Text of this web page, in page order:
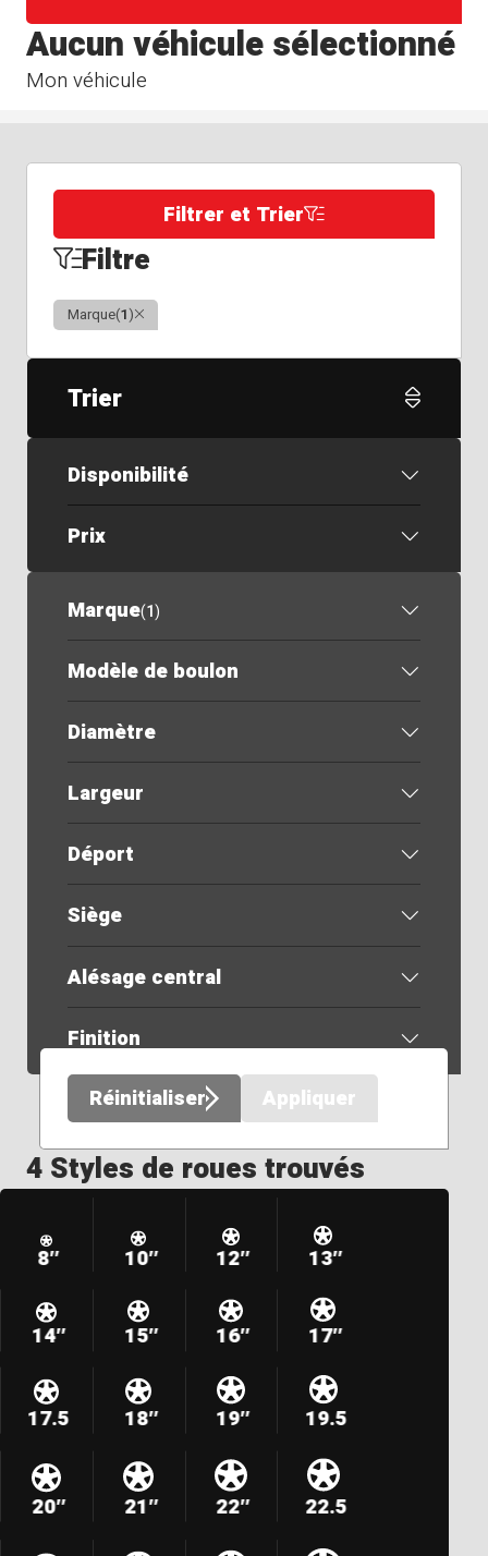
Mon véhicule
Aucun véhicule sélectionné
Filtrer et Trier
Filtre
Marque(1)Clair
Trier
Disponibilité
Prix
Marque(1)
Modèle de boulon
Diamètre
Largeur
Déport
Siège
Alésage central
Finition
Réinitialiser
Appliquer
4 Styles de roues trouvés
8″ 10″ 12″ 13″
14″ 15″ 16″ 17″
17.5 18″ 19″ 19.5
20″ 21″ 22″ 22.5